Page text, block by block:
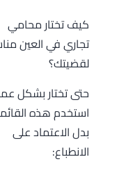
كيف تختار محامي
تجاري في العين
لقضيتك؟
حتى تختار بشكل
استخدم هذه
بدل الاعتماد على
الانطباع: